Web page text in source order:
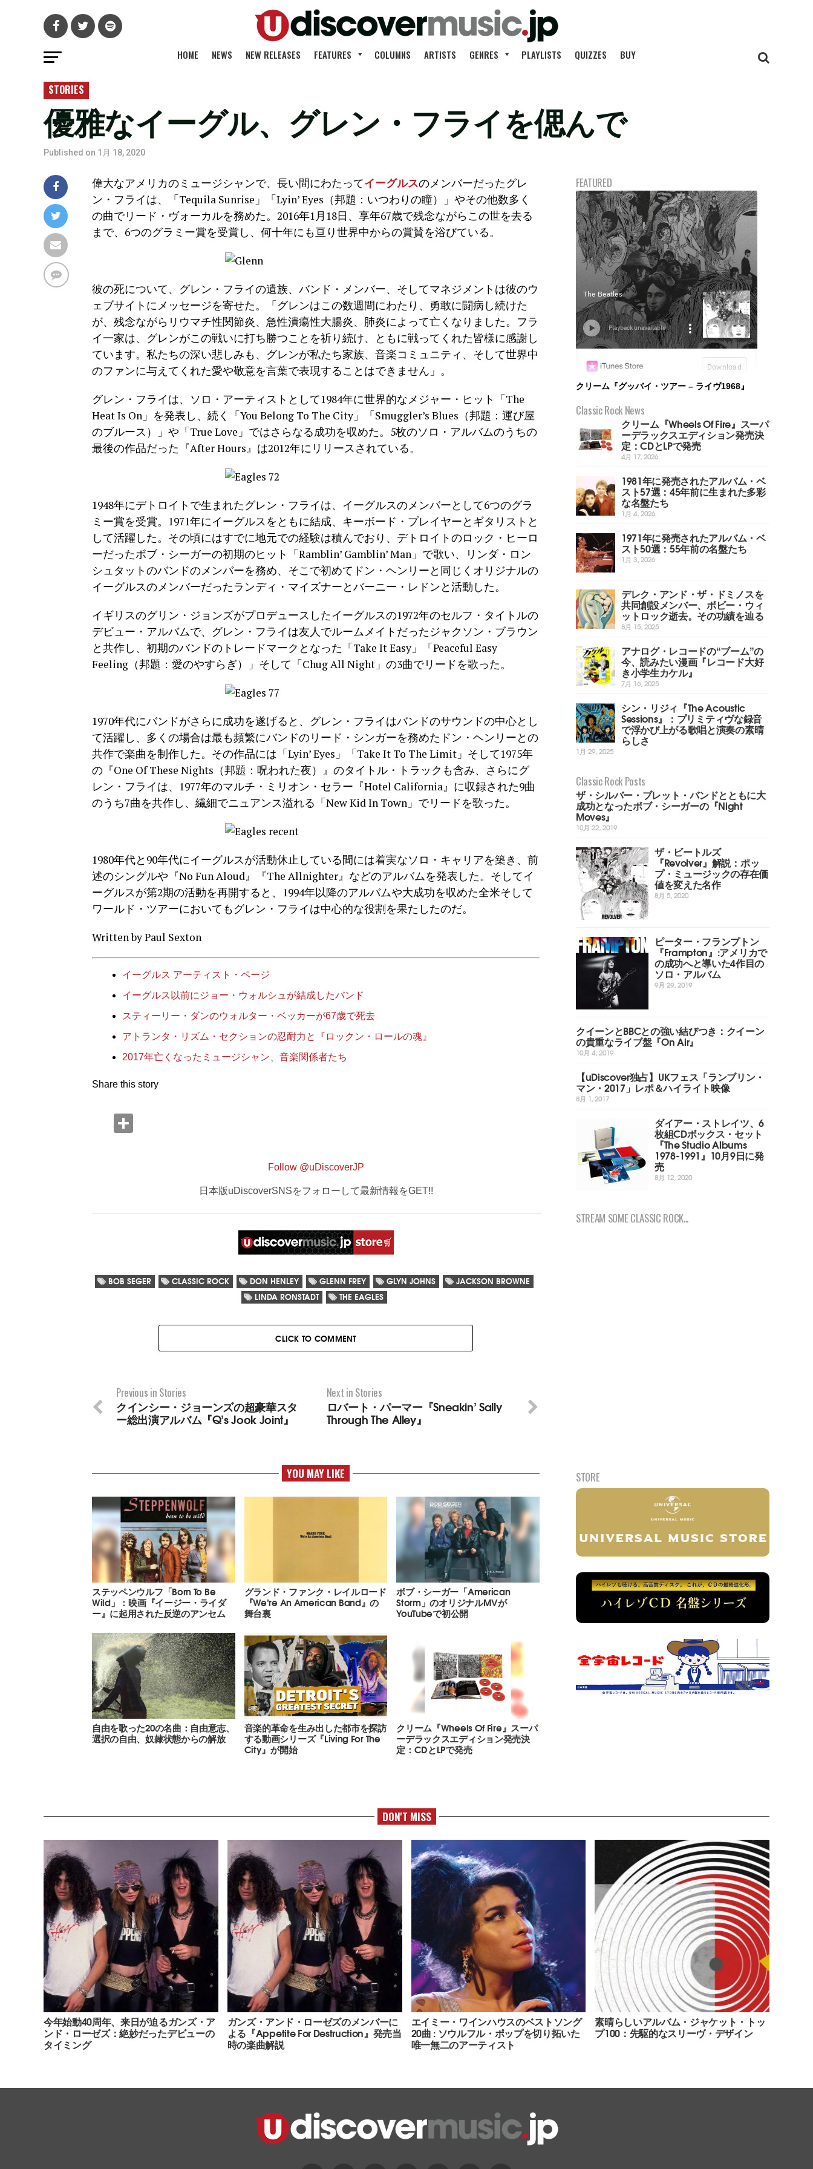
HOME NEWS NEW RELEASES FEATURES COLUMNS ARTISTS GENRES PLAYLISTS QUIZZES BUY
STORIES
優雅なイーグル、グレン・フライを偲んで
Published on 1月 18, 2020
偉大なアメリカのミュージシャンで、長い間にわたってイーグルスのメンバーだったグレ
ン・フライは、「Tequila Sunrise」「Lyin’ Eyes（邦題：いつわりの瞳）」やその他数多く
の曲でリード・ヴォーカルを務めた。2016年1月18日、享年67歳で残念ながらこの世を去る
まで、6つのグラミー賞を受賞し、何十年にも亘り世界中からの賞賛を浴びている。
彼の死について、グレン・フライの遺族、バンド・メンバー、そしてマネジメントは彼のウ
ェブサイトにメッセージを寄せた。「グレンはこの数週間にわたり、勇敢に闘病し続けた
が、残念ながらリウマチ性関節炎、急性潰瘍性大腸炎、肺炎によって亡くなりました。フラ
イ一家は、グレンがこの戦いに打ち勝つことを祈り続け、ともに戦ってくれた皆様に感謝し
ています。私たちの深い悲しみも、グレンが私たち家族、音楽コミュニティ、そして世界中
のファンに与えてくれた愛や敬意を言葉で表現することはできません」。
グレン・フライは、ソロ・アーティストとして1984年に世界的なメジャー・ヒット「The
Heat Is On」を発表し、続く「You Belong To The City」「Smuggler’s Blues（邦題：運び屋
のブルース）」や「True Love」ではさらなる成功を収めた。5枚のソロ・アルバムのうちの
最後の作品だった『After Hours』は2012年にリリースされている。
1948年にデトロイトで生まれたグレン・フライは、イーグルスのメンバーとして6つのグラ
ミー賞を受賞。1971年にイーグルスをともに結成、キーボード・プレイヤーとギタリストと
して活躍した。その頃にはすでに地元での経験は積んでおり、デトロイトのロック・ヒーロ
ーだったボブ・シーガーの初期のヒット「Ramblin’ Gamblin’ Man」で歌い、リンダ・ロン
シュタットのバンドのメンバーを務め、そこで初めてドン・ヘンリーと同じくオリジナルの
イーグルスのメンバーだったランディ・マイズナーとバーニー・レドンと活動した。
イギリスのグリン・ジョンズがプロデュースしたイーグルスの1972年のセルフ・タイトルの
デビュー・アルバムで、グレン・フライは友人でルームメイトだったジャクソン・ブラウン
と共作し、初期のバンドのトレードマークとなった「Take It Easy」「Peaceful Easy
Feeling（邦題：愛のやすらぎ）」そして「Chug All Night」の3曲でリードを歌った。
1970年代にバンドがさらに成功を遂げると、グレン・フライはバンドのサウンドの中心とし
て活躍し、多くの場合は最も頻繁にバンドのリード・シンガーを務めたドン・ヘンリーとの
共作で楽曲を制作した。その作品には「Lyin’ Eyes」「Take It To The Limit」そして1975年
の『One Of These Nights（邦題：呪われた夜）』のタイトル・トラックも含み、さらにグ
レン・フライは、1977年のマルチ・ミリオン・セラー『Hotel California』に収録された9曲
のうち7曲を共作し、繊細でニュアンス溢れる「New Kid In Town」でリードを歌った。
1980年代と90年代にイーグルスが活動休止している間には着実なソロ・キャリアを築き、前
述のシングルや『No Fun Aloud』『The Allnighter』などのアルバムを発表した。そしてイ
ーグルスが第2期の活動を再開すると、1994年以降のアルバムや大成功を収めた全米そして
ワールド・ツアーにおいてもグレン・フライは中心的な役割を果たしたのだ。
Written by Paul Sexton
イーグルス アーティスト・ページ
イーグルス以前にジョー・ウォルシュが結成したバンド
スティーリー・ダンのウォルター・ベッカーが67歳で死去
アトランタ・リズム・セクションの忍耐力と『ロックン・ロールの魂』
2017年亡くなったミュージシャン、音楽関係者たち
Share this story
Follow @uDiscoverJP
日本版uDiscoverSNSをフォローして最新情報をGET!!
BOB SEGER CLASSIC ROCK DON HENLEY GLENN FREY GLYN JOHNS
JACKSON BROWNE
LINDA RONSTADT
THE EAGLES
CLICK TO COMMENT
Next in Stories
ロバート・パーマー『Sneakin’ Sally
Through The Alley』
Previous in Stories
クインシー・ジョーンズの超豪華スタ
ー総出演アルバム『Q’s Jook Joint』
YOU MAY LIKE
ステッペンウルフ「Born To Be
Wild」：映画『イージー・ライダ
ー』に起用された反逆のアンセム
グランド・ファンク・レイルロード
『We’re An American Band』の
舞台裏
ボブ・シーガー「American
Storm」のオリジナルMVが
YouTubeで初公開
自由を歌った20の名曲：自由意志、
選択の自由、奴隷状態からの解放
音楽的革命を生み出した都市を探訪
する動画シリーズ『Living For The
City』が開始
クリーム『Wheels Of Fire』スーパ
ーデラックスエディション発売決
定：CDとLPで発売
FEATURED
クリーム『グッバイ・ツアー – ライヴ1968』
Classic Rock News
クリーム『Wheels Of Fire』スーパ
ーデラックスエディション発売決
定：CDとLPで発売
4月 17, 2026
1981年に発売されたアルバム・ベ
スト57選：45年前に生まれた多彩
な名盤たち
1月 4, 2026
1971年に発売されたアルバム・ベ
スト50選：55年前の名盤たち
1月 3, 2026
デレク・アンド・ザ・ドミノスを
共同創設メンバー、ボビー・ウィ
ットロック逝去。その功績を辿る
8月 15, 2025
アナログ・レコードの“ブーム”の
今、読みたい漫画『レコード大好
き小学生カケル』
7月 16, 2025
シン・リジィ『The Acoustic
Sessions』：プリミティヴな録音
で浮かび上がる歌唱と演奏の素晴
らしさ
1月 29, 2025
Classic Rock Posts
ザ・シルバー・ブレット・バンドとともに大
成功となったボブ・シーガーの『Night
Moves』
10月 22, 2019
ザ・ビートルズ
『Revolver』解説：ポッ
プ・ミュージックの存在価
値を変えた名作
8月 5, 2020
ピーター・フランプトン
『Frampton』:アメリカで
の成功へと導いた4作目の
ソロ・アルバム
9月 29, 2019
クイーンとBBCとの強い結びつき：クイーン
の貴重なライブ盤『On Air』
10月 4, 2019
【uDiscover独占】UKフェス「ランブリン・
マン・2017」レポ＆ハイライト映像
8月 1, 2017
ダイアー・ストレイツ、6
枚組CDボックス・セット
『The Studio Albums
1978-1991』10月9日に発
売
8月 12, 2020
STREAM SOME CLASSIC ROCK...
STORE
DON'T MISS
今年始動40周年、来日が迫るガンズ・ア
ンド・ローゼズ：絶妙だったデビューの
タイミング
ガンズ・アンド・ローゼズのメンバーに
よる『Appetite For Destruction』発売当
時の楽曲解説
エイミー・ワインハウスのベストソング
20曲 : ソウルフル・ポップを切り拓いた
唯一無二のアーティスト
素晴らしいアルバム・ジャケット・トッ
プ100：先駆的なスリーヴ・デザイン